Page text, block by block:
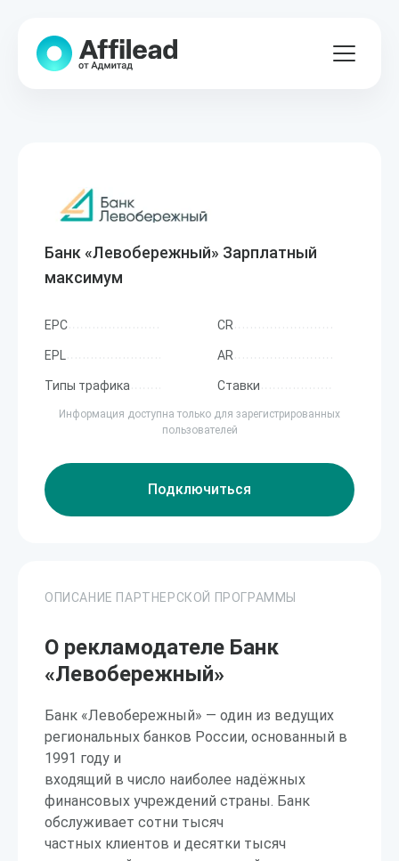
Банк «Левобережный» Зарплатный
максимум
EPC CR
EPL AR
Типы трафика Ставки
Информация доступна только для зарегистрированных
пользователей
Подключиться
ОПИСАНИЕ ПАРТНЕРСКОЙ ПРОГРАММЫ
О рекламодателе Банк
«Левобережный»
Банк «Левобережный» — один из ведущих
региональных банков России, основанный в
1991 году и
входящий в число наиболее надёжных
финансовых учреждений страны. Банк
обслуживает сотни тысяч
частных клиентов и десятки тысяч